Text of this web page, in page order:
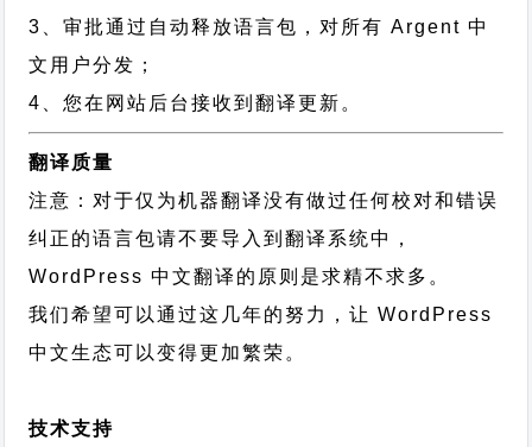
3、审批通过自动释放语言包，对所有 Argent 中
文用户分发；
4、您在网站后台接收到翻译更新。
翻译质量
注意：对于仅为机器翻译没有做过任何校对和错误
纠正的语言包请不要导入到翻译系统中，
WordPress 中文翻译的原则 是求精不求多。
我们希望可以通过这几年的努力，让 WordPress
中文生态可以变得更加繁荣。
技术支持